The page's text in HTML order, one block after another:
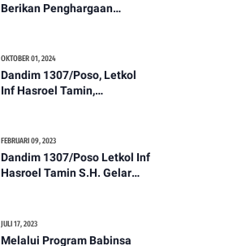
Berikan Penghargaan
OKTOBER 01, 2024
Dandim 1307/Poso, Letkol
Inf Hasroel Tamin,
Kenaikan Pangkat Personel
Kodim 1307/Poso
FEBRUARI 09, 2023
Dandim 1307/Poso Letkol Inf
Hasroel Tamin S.H. Gelar
Tahun 2023
JULI 17, 2023
Melalui Program Babinsa